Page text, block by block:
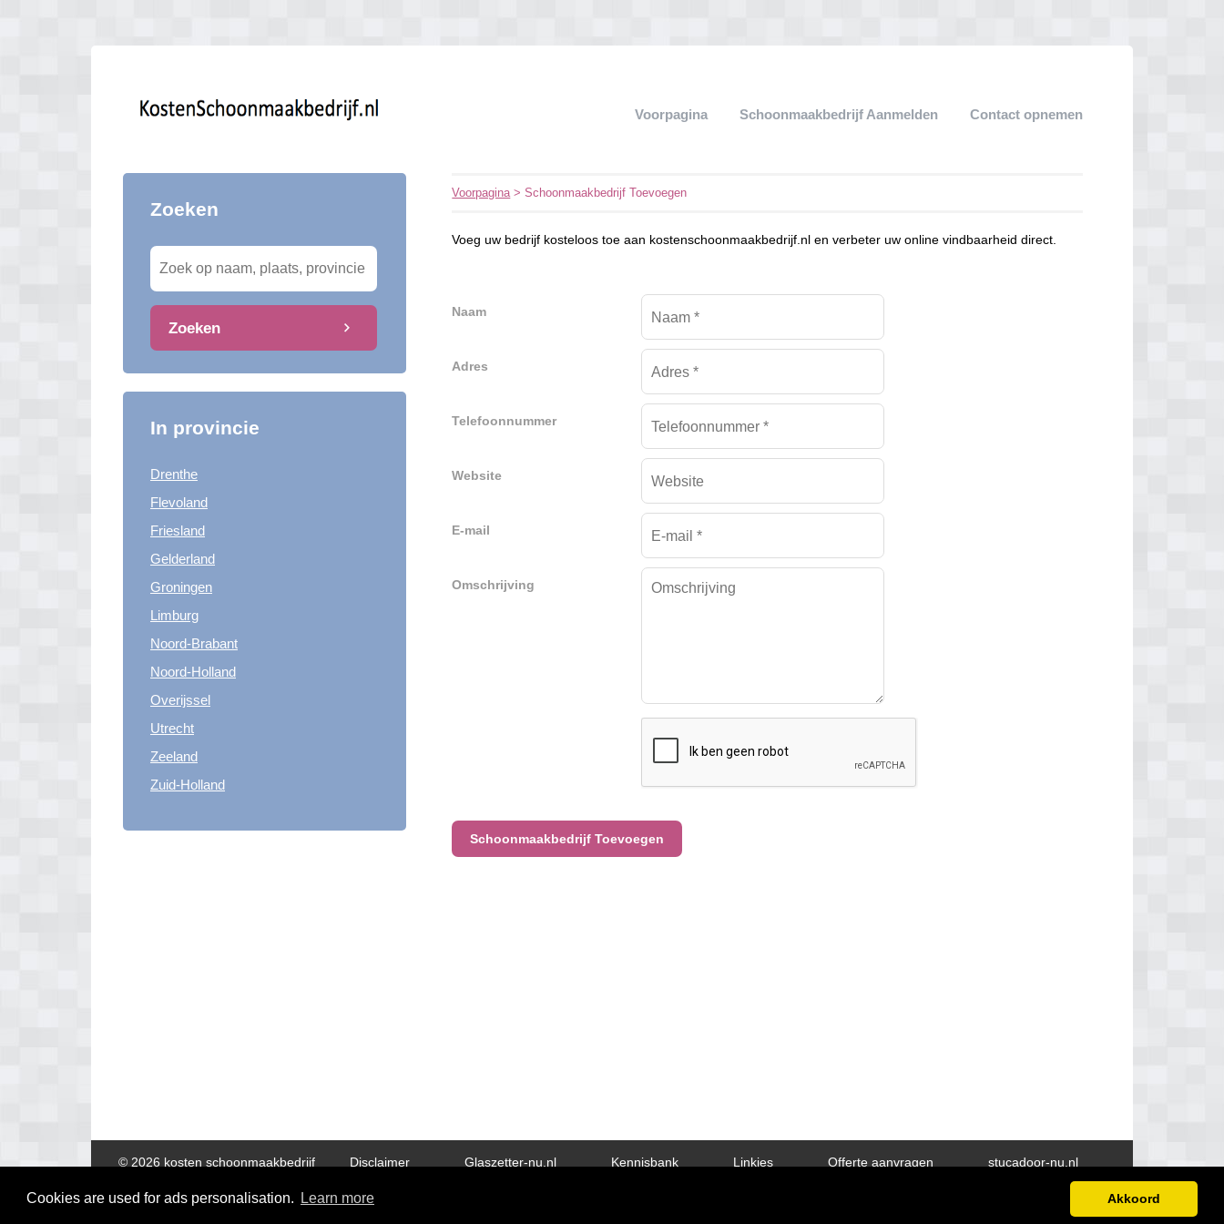
Cookies are used for ads personalisation. Learn more Akkoord
Voorpagina Schoonmaakbedrijf Aanmelden Contact opnemen
Zoeken
Zoeken
In provincie
Drenthe
Flevoland
Friesland
Gelderland
Groningen
Limburg
Noord-Brabant
Noord-Holland
Overijssel
Utrecht
Zeeland
Zuid-Holland
Voorpagina> Schoonmaakbedrijf Toevoegen
Voeg uw bedrijf kosteloos toe aan kostenschoonmaakbedrijf.nl en verbeter uw online vindbaarheid direct.
Naam
Adres
Telefoonnummer
Website
E-mail
Omschrijving
Schoonmaakbedrijf Toevoegen
stucadoor-nu.nl
Offerte aanvragen
Linkjes
Kennisbank
Glaszetter-nu.nl
Disclaimer
© 2026 kosten schoonmaakbedrijf